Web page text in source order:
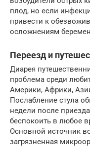
плод, но если
привести к
осложнениям
Переезд и
Диарея
проблема среди
Америки, Африки,
Послабление стула
недели после
беспокоить в любое
Основной источник
загрязненная